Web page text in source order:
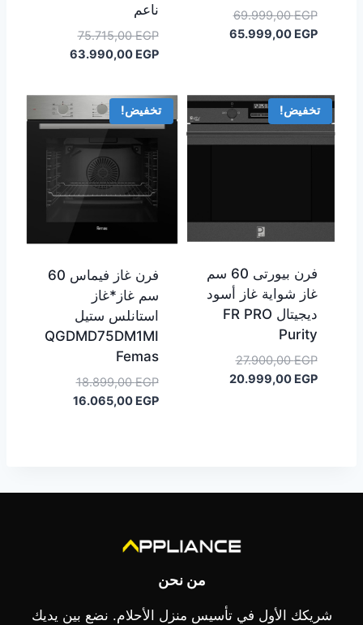
69.999,00EGP
السعر
الأصلي65.999,00 EGP
السعر
ناعم
75.715,00EGP
السعر
الأصلي63.990,00 EGP
السعر
63.990,00 EGP.
تخفيض!
فرن بيورتى 60 سم
غاز شواية غاز أسود
ديجيتال FR PRO
Purity
27.900,00EGP
السعر
الأصلي20.999,00 EGP
السعر
تخفيض!
فرن غاز فيماس 60
سم غاز*غاز
استانلس ستيل
QGDMD75DM1MI
Femas
18.899,00EGP
السعر
الأصلي16.065,00 EGP
السعر
من نحن
شريكك الأول في تأسيس منزل الأحلام. نضع بين يديك